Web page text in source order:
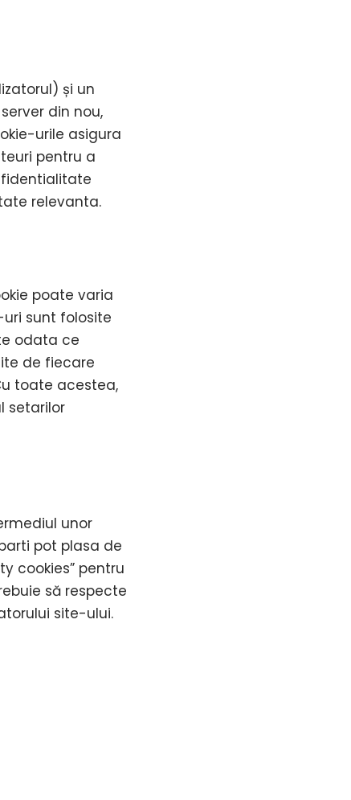
și un
din nou,
urile asigura
pentru a
relevanta.
poate varia
sunt folosite
odata ce
de fiecare
toate acestea,
setarilor
unor
pot plasa de
cookies” pentru
să respecte
site-ului.